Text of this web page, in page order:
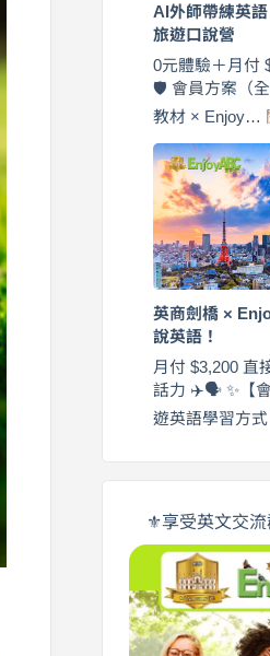
AI外師帶練英
旅遊口說營
0元體驗＋月付
🛡️ 會員方案（
教材 × Enjoy…
英商劍橋 ×
說英語！
月付 $3,200 直
話力 ✈️🗣️ ✨【
遊英語學習方
⚜️享受英文交